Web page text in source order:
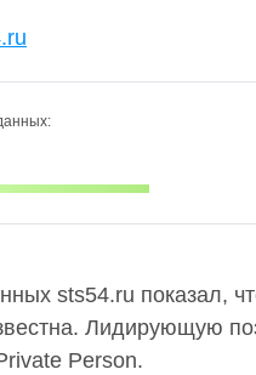
sts54.ru показал,
Лидирующую
Person.